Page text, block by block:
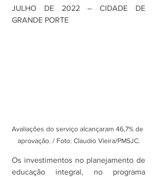
JULHO DE 2022 – CIDADE DE
GRANDE PORTE
Avaliações do serviço alcançaram 46,7% de
aprovação. / Foto: Claudio Vieira/PMSJC.
Os investimentos no planejamento de
educação integral, no programa